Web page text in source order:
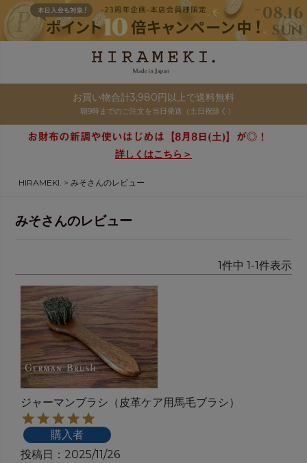
お買い物合計3,980円以上で送料無料
朝9時までのご注文を当日発送（土日祝除く）
詳しくはこちら＞
HIRAMEKI. みそさんのレビュー
みそさんのレビュー
1件中 1 -1件表示
ジャーマンブラシ（皮革ケア用馬毛ブラシ）
購入者
投稿日
2025/11/26